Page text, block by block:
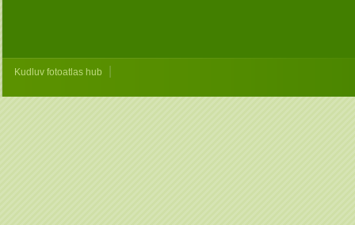
Kudluv fotoatlas hub